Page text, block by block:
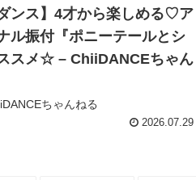
ンス】4才から楽しめる♡ア
ル振付『ポニーテールとシ
スメ☆ – ChiiDANCEちゃん
ちゃんねる
2026.07.29